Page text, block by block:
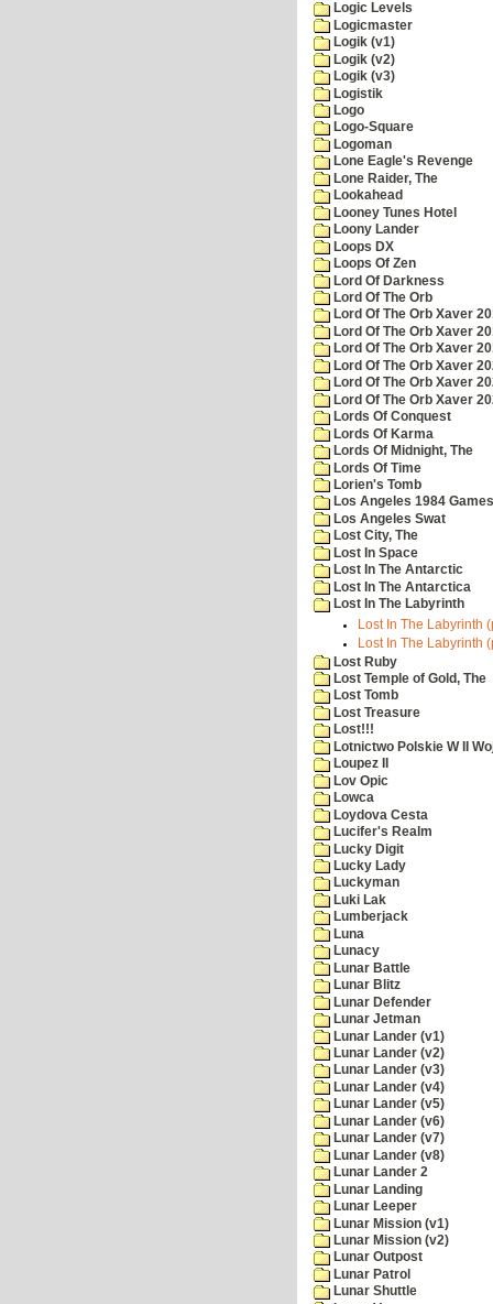
Logic Levels
Logicmaster
Logik (v1)
Logik (v2)
Logik (v3)
Logistik
Logo
Logo-Square
Logoman
Lone Eagle's Revenge
Lone Raider, The
Lookahead
Looney Tunes Hotel
Loony Lander
Loops DX
Loops Of Zen
Lord Of Darkness
Lord Of The Orb
Lord Of The Orb Xaver
Lord Of The Orb Xaver
Lord Of The Orb Xaver
Lord Of The Orb Xaver
Lord Of The Orb Xaver
Lord Of The Orb Xaver
Lords Of Conquest
Lords Of Karma
Lords Of Midnight, The
Lords Of Time
Lorien's Tomb
Los Angeles 1984 Games
Los Angeles Swat
Lost City, The
Lost In Space
Lost In The Antarctic
Lost In The Antarctica
Lost In The Labyrinth
Lost In The Labyrinth
Lost In The Labyrinth
Lost Ruby
Lost Temple of Gold, The
Lost Tomb
Lost Treasure
Lost!!!
Lotnictwo Polskie W II
Loupez II
Lov Opic
Lowca
Loydova Cesta
Lucifer's Realm
Lucky Digit
Lucky Lady
Luckyman
Luki Lak
Lumberjack
Luna
Lunacy
Lunar Battle
Lunar Blitz
Lunar Defender
Lunar Jetman
Lunar Lander (v1)
Lunar Lander (v2)
Lunar Lander (v3)
Lunar Lander (v4)
Lunar Lander (v5)
Lunar Lander (v6)
Lunar Lander (v7)
Lunar Lander (v8)
Lunar Lander 2
Lunar Landing
Lunar Leeper
Lunar Mission (v1)
Lunar Mission (v2)
Lunar Outpost
Lunar Patrol
Lunar Shuttle